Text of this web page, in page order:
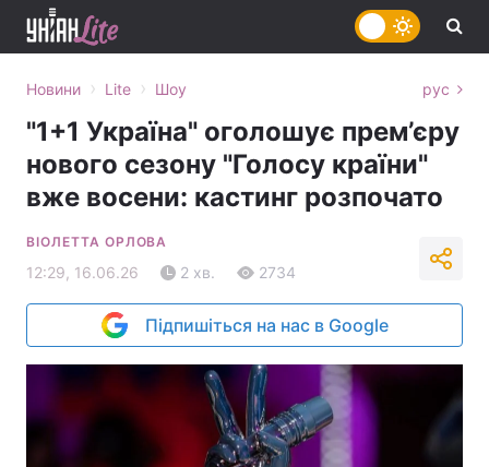
Новини › Lite › Шоу рус
"1+1 Україна" оголошує прем’єру
нового сезону "Голосу країни"
вже восени: кастинг розпочато
ВІОЛЕТТА ОРЛОВА
12:29, 16.06.26 2 хв. 2734
Підпишіться на нас в Google